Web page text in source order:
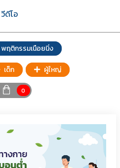
วีดีโอ
พฤติกรรมเนือยนิ่ง
เด็ก ผู้ใหญ่
0
ทั้งหมด 89 บทความ